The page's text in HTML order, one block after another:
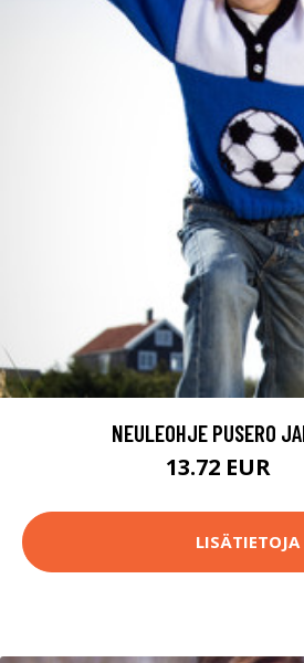
NEULEOHJE PUSERO
13.72 EUR
LISÄTIETOJA